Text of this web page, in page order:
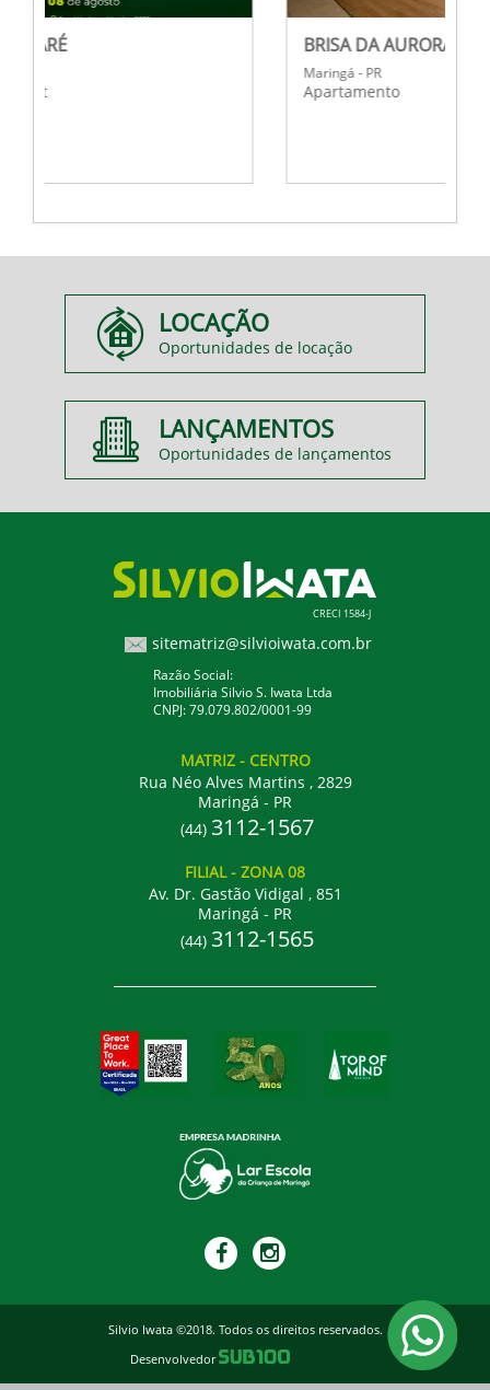
BRISA DA AURORA
Apartamento
LOCAÇÃO
Oportunidades de locação
LANÇAMENTOS
Oportunidades de lançamentos
CRECI 1584-J
sitematriz@silvioiwata.com.br
Razão Social:
Imobiliária Silvio S. Iwata Ltda
CNPJ: 79.079.802/0001-99
MATRIZ - CENTRO
Rua Néo Alves Martins , 2829
Maringá - PR
(44) 3112-1567
FILIAL- ZONA 08
Av. Dr. Gastão Vidigal , 851
Maringá - PR
(44) 3112-1565
Silvio Iwata ©2018. Todos os direitos reservados.
Desenvolvedor